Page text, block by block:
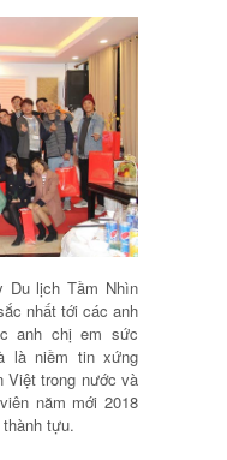
Du lịch Tầm Nhìn
nhất tới các anh
anh chị em sức
là niềm tin xứng
Việt trong nước và
năm mới 2018
tựu.